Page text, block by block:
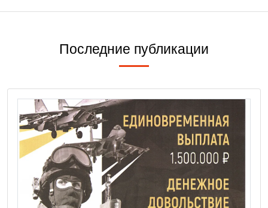
Последние публикации